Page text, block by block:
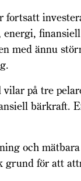
fortsatt
energi,
med ännu
vilar på tre
bärkraft.
och
grund för att